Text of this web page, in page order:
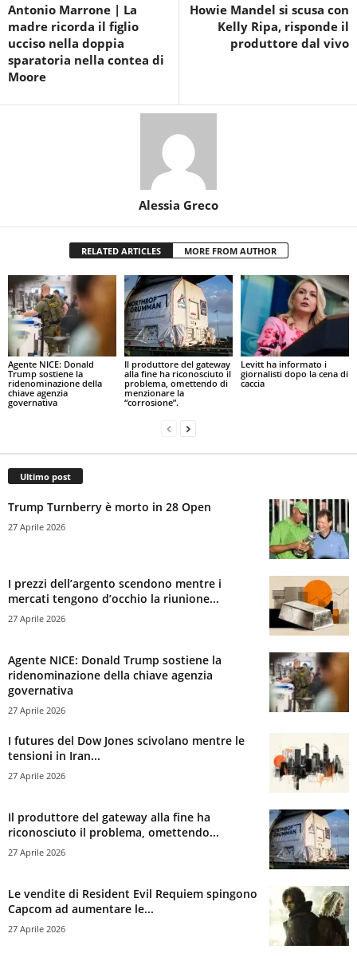
Antonio Marrone | La
madre ricorda il figlio
ucciso nella doppia
sparatoria nella contea di
Moore
Howie Mandel si scusa con
Kelly Ripa, risponde il
produttore dal vivo
Alessia Greco
RELATED ARTICLES MORE FROM AUTHOR
Agente NICE: Donald
Trump sostiene la
ridenominazione della
chiave agenzia
governativa
Il produttore del gateway
alla fine ha riconosciuto il
problema, omettendo di
menzionare la
“corrosione”.
Levitt ha informato i
giornalisti dopo la cena di
caccia
Ultimo post
Trump Turnberry è morto in 28 Open
27 Aprile 2026
I prezzi dell’argento scendono mentre i
mercati tengono d’occhio la riunione...
27 Aprile 2026
Agente NICE: Donald Trump sostiene la
ridenominazione della chiave agenzia
governativa
27 Aprile 2026
I futures del Dow Jones scivolano mentre le
tensioni in Iran...
27 Aprile 2026
Il produttore del gateway alla fine ha
riconosciuto il problema, omettendo...
27 Aprile 2026
Le vendite di Resident Evil Requiem spingono
Capcom ad aumentare le...
27 Aprile 2026